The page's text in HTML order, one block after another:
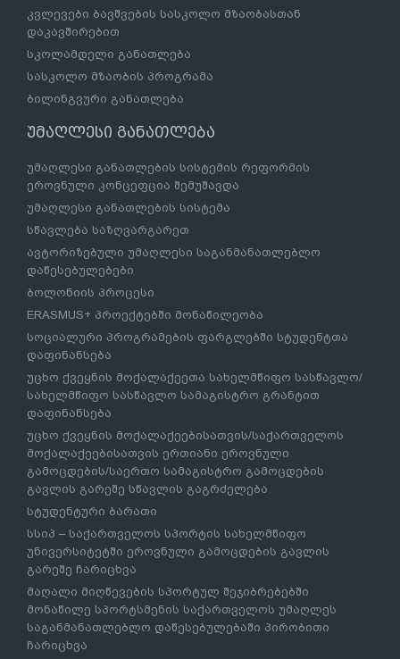
კვლევები ბავშვების სასკოლო მზაობასთან
დაკავშირებით
სკოლამდელი განათლება
სასკოლო მზაობის პროგრამა
ბილინგვური განათლება
უმაღლესი განათლება
უმაღლესი განათლების სისტემის რეფორმის
ეროვნული კონცეფცია შემუშავდა
უმაღლესი განათლების სისტემა
სწავლება საზღვარგარეთ
ავტორიზებული უმაღლესი საგანმანათლებლო
დაწესებულებები
ბოლონიის პროცესი
ERASMUS+ პროექტებში მონაწილეობა
სოციალური პროგრამების ფარგლებში სტუდენტთა
დაფინანსება
უცხო ქვეყნის მოქალაქეეთა სახელმწიფო სასწავლო/
სახელმწიფო სასწავლო სამაგისტრო გრანტით
დაფინანსება
უცხო ქვეყნის მოქალაქეებისათვის/საქართველოს
მოქალაქეებისათვის ერთიანი ეროვნული
გამოცდების/საერთო სამაგისტრო გამოცდების
გავლის გარეშე სწავლის გაგრძელება
სტუდენტური ბარათი
სსიპ – საქართველოს სპორტის სახელმწიფო
უნივერსიტეტში ეროვნული გამოცდების გავლის
გარეშე ჩარიცხვა
მაღალი მიღწევების სპორტულ შეჯიბრებებში
მონაწილე სპორტსმენის საქართველოს უმაღლეს
საგანმანათლებლო დაწესებულებაში პირობითი
ჩარიცხვა